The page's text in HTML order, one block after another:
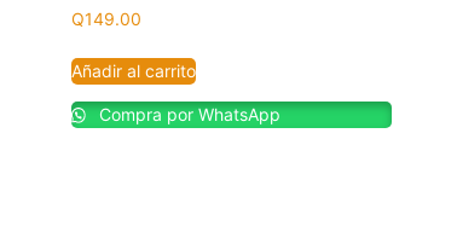
Q149.00
Añadir al carrito
Compra por WhatsApp